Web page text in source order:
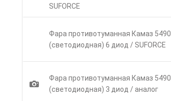
SUFORCE
Фара противотуманная Камаз 5490
(светодиодная) 6 диод / SUFORCE
1
Фара противотуманная Камаз 5490
(светодиодная) 3 диод / аналог